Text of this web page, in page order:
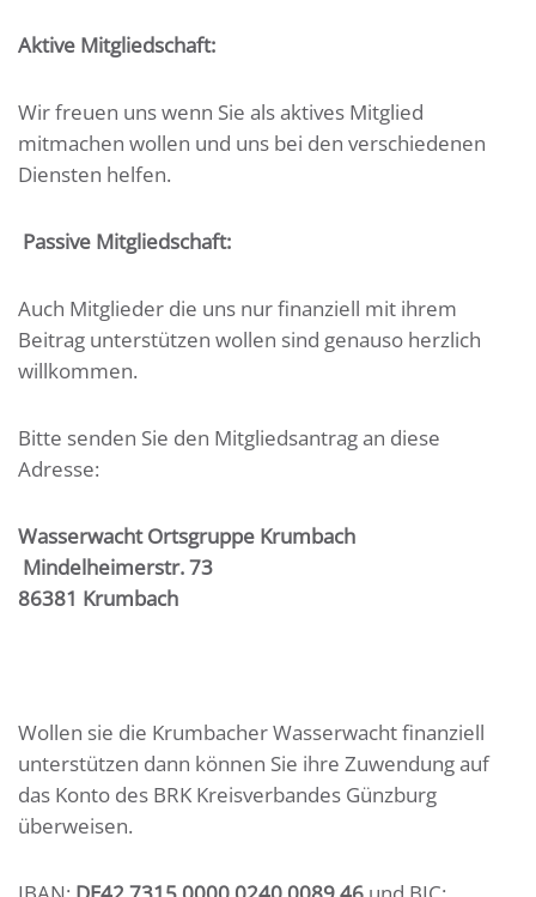
Aktive Mitgliedschaft:
Wir freuen uns wenn Sie als aktives Mitglied
mitmachen wollen und uns bei den verschiedenen
Diensten helfen.
Passive Mitgliedschaft:
Auch Mitglieder die uns nur finanziell mit ihrem
Beitrag unterstützen wollen sind genauso herzlich
willkommen.
Bitte senden Sie den Mitgliedsantrag an diese
Adresse:
Wasserwacht Ortsgruppe Krumbach
Mindelheimerstr. 73
86381 Krumbach
Wollen sie die Krumbacher Wasserwacht finanziell
unterstützen dann können Sie ihre Zuwendung auf
das Konto des BRK Kreisverbandes Günzburg
überweisen.